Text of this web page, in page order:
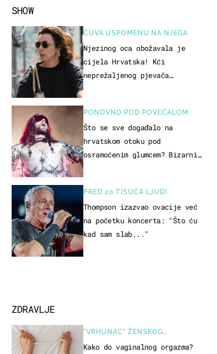
SHOW
ČUVA USPOMENU NA NJEGA
Njezinog oca obožavala je
cijela Hrvatska! Kći
neprežaljenog pjevača
PONOVNO POD POVEĆALOM
Što se sve događalo na
hrvatskom otoku pod
osramoćenim glumcem? Bizarni
PRED 20 TISUĆA LJUDI
Thompson izazvao ovacije već
na početku koncerta: "Što ću
kad sam slab..."
ZDRAVLJE
"VRHUNAC" ŽENSKOG
SEKSUALNOG ISKUSTVA
Kako do vaginalnog orgazma?